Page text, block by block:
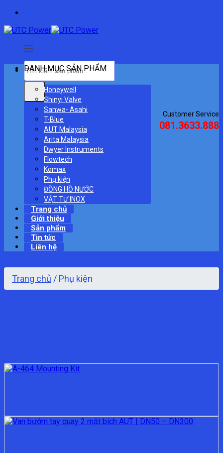
Skip
content
Tìm
kiếm:
Customer Service
081.3633.888
DANH MỤC SẢN PHẨM
Honeywell
Shinyi Valve
Sanwa- Asahi
T-Blue
AUT Malaysia
Arita Malaysia
Dwyer Instruments
Flowtech
Komax
Phụ kiện
ĐỒNG HỒ NƯỚC
VẬT TƯ INOX
Trang chủ
Giới thiệu
Sản phẩm
Tin tức
Liên hệ
Trang chủ / Phụ kiện